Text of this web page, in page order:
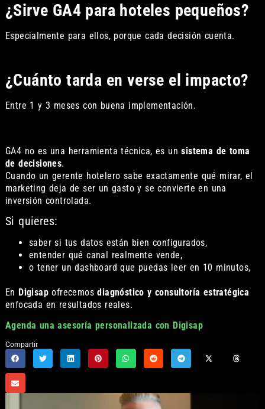
¿Sirve GA4 para hoteles pequeños?
Especialmente para ellos, porque cada decisión cuenta.
¿Cuánto tarda en verse el impacto?
Entre 1 y 3 meses con buena implementación.
GA4 no es una herramienta técnica, es unsistema de toma
de decisiones.
Cuando un gerente hotelero sabe exactamente qué mirar, el
marketing deja de ser un gasto y se convierte en una
inversión controlada.
Si quieres:
saber si tus datos están bien configurados,
entender qué canal realmente vende,
o tener un dashboard que puedas leer en 10 minutos,
En Digisapofrecemosdiagnóstico y consultoría estratégica
enfocada en resultados reales.
Agenda una asesoría personalizada con Digisap
Compartir